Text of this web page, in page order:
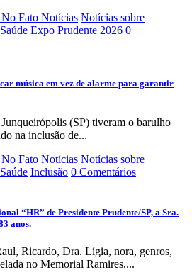
Fato Notícias Notícias sobre
Saúde Expo Prudente 2026 0
música em vez de alarme para garantir
(SP) tiveram o barulho
na inclusão de...
Fato Notícias Notícias sobre
Saúde Inclusão 0 Comentários
“HR” de Presidente Prudente/SP, a Sra.
anos.
Ricardo, Dra. Lígia, nora, genros,
no Memorial Ramires,...